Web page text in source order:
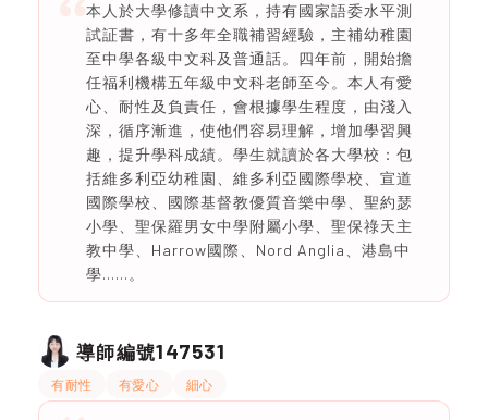
本人於大學修讀中文系，持有國家語委水平測
試証書，有十多年全職補習經驗，主補幼稚園
至中學各級中文科及普通話。四年前，開始擔
任福利機構五年級中文科老師至今。本人有愛
心、耐性及負責任，會根據學生程度，由淺入
深，循序漸進，使他們容易理解，增加學習興
趣，提升學科成績。學生就讀於各大學校：包
括維多利亞幼稚園、維多利亞國際學校、宣道
國際學校、國際基督教優質音樂中學、聖約瑟
小學、聖保羅男女中學附屬小學、聖保祿天主
教中學、Harrow國際、Nord Anglia、港島中
學……。
導師編號147531
有耐性 有愛心 細心